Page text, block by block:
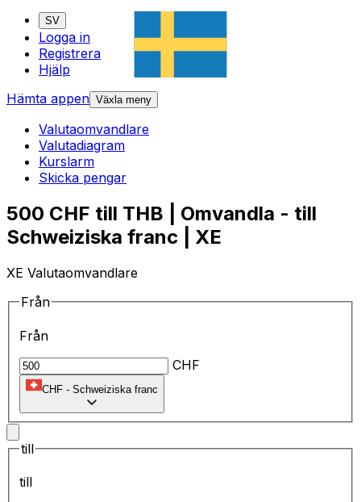
SV
Logga in
Registrera
Hjälp
Hämta appen Växla meny
Valutaomvandlare
Valutadiagram
Kurslarm
Skicka pengar
500 CHF till THB | Omvandla - till
Schweiziska franc | XE
XE Valutaomvandlare
Från
Från
CHF
CHF - Schweiziska franc
till
till